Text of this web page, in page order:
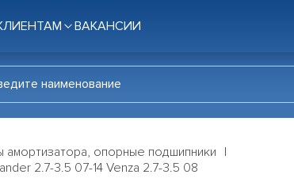
ВАКАНСИИ
амортизатора, опорные подшипники
2.7-3.5 07-14 Venza 2.7-3.5 08